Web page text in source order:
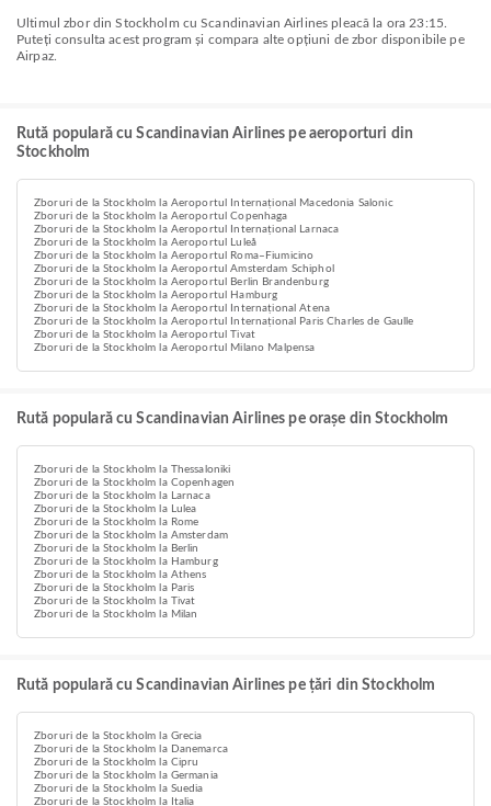
Ultimul zbor din Stockholm cu Scandinavian Airlines pleacă la ora 23:15.
Puteți consulta acest program și compara alte opțiuni de zbor disponibile pe
Airpaz.
Rută populară cu Scandinavian Airlines pe aeroporturi din
Stockholm
Zboruri de la Stockholm la Aeroportul Internațional Macedonia Salonic
Zboruri de la Stockholm la Aeroportul Copenhaga
Zboruri de la Stockholm la Aeroportul Internațional Larnaca
Zboruri de la Stockholm la Aeroportul Luleå
Zboruri de la Stockholm la Aeroportul Roma–Fiumicino
Zboruri de la Stockholm la Aeroportul Amsterdam Schiphol
Zboruri de la Stockholm la Aeroportul Berlin Brandenburg
Zboruri de la Stockholm la Aeroportul Hamburg
Zboruri de la Stockholm la Aeroportul Internațional Atena
Zboruri de la Stockholm la Aeroportul Internațional Paris Charles de Gaulle
Zboruri de la Stockholm la Aeroportul Tivat
Zboruri de la Stockholm la Aeroportul Milano Malpensa
Rută populară cu Scandinavian Airlines pe orașe din Stockholm
Zboruri de la Stockholm la Thessaloniki
Zboruri de la Stockholm la Copenhagen
Zboruri de la Stockholm la Larnaca
Zboruri de la Stockholm la Lulea
Zboruri de la Stockholm la Rome
Zboruri de la Stockholm la Amsterdam
Zboruri de la Stockholm la Berlin
Zboruri de la Stockholm la Hamburg
Zboruri de la Stockholm la Athens
Zboruri de la Stockholm la Paris
Zboruri de la Stockholm la Tivat
Zboruri de la Stockholm la Milan
Rută populară cu Scandinavian Airlines pe țări din Stockholm
Zboruri de la Stockholm la Grecia
Zboruri de la Stockholm la Danemarca
Zboruri de la Stockholm la Cipru
Zboruri de la Stockholm la Germania
Zboruri de la Stockholm la Suedia
Zboruri de la Stockholm la Italia